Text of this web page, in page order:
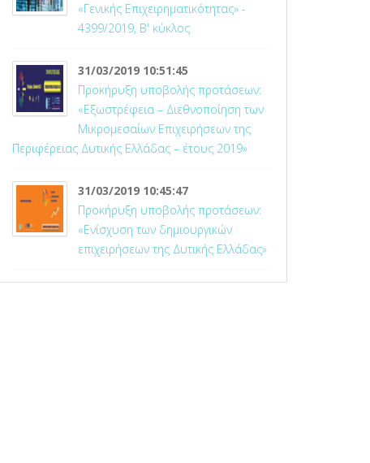
«Γενικής Επιχειρηματικότητας» -
4399/2019, Β' κύκλος
31/03/2019 10:51:45
Προκήρυξη υποβολής προτάσεων:
«Εξωστρέφεια – Διεθνοποίηση των
Μικρομεσαίων Επιχειρήσεων της
Περιφέρειας Δυτικής Ελλάδας – έτους 2019»
31/03/2019 10:45:47
Προκήρυξη υποβολής προτάσεων:
«Ενίσχυση των δημιουργικών
επιχειρήσεων της Δυτικής Ελλάδας»